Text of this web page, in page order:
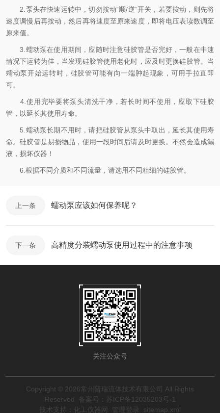
2.泵头在快速运转中，切勿按动“顺/逆”开关，若要按动，则先将
速度调慢后再按动，然后再将速度至原来速度，即将电压表读数调至
原来值。
3.蠕动泵在使用期间，应随时注意硅胶管是否完好，一般在中速
情况下运转为佳，当发现硅胶管使用老化时，应及时更换硅胶管。当
蠕动泵开始运转时，硅胶管可能有向一端肿起现象，可用手拉直即
可。
4.使用完毕要将泵头清洗干净，若长时间不使用，应取下硅胶
管，以延长其使用寿命。
5.蠕动泵长期不用时，请把硅胶管从泵头中取出，延长其使用寿
命。硅胶管是易损物品，使用一段时间后请及时更换。不然会造成漏
液，损坏仪器！
6.根据不同介质和不同流量，请选用不同粗细的硅胶管。
上一条 蠕动泵应该如何保养呢？
下一条 高精度分装蠕动泵使用过程中的注意事项
关注公众号
Copyright © 2026常州普瑞流体技术有限公司 All Rights
Reserved
备案号：苏ICP备12035203号-1
技术支持： 化工仪器网 管理登录 sitemap.xml